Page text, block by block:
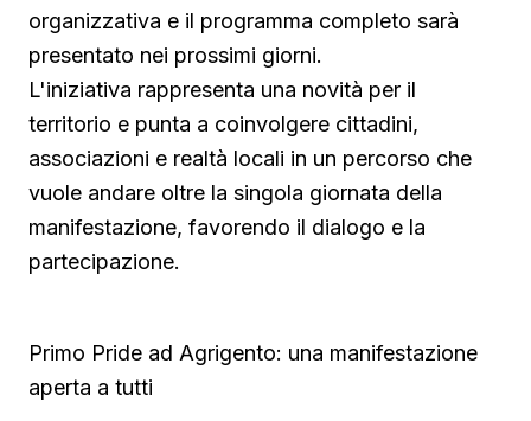
organizzativa e il programma completo sarà
presentato nei prossimi giorni.
L'iniziativa rappresenta una novità per il
territorio e punta a coinvolgere cittadini,
associazioni e realtà locali in un percorso che
vuole andare oltre la singola giornata della
manifestazione, favorendo il dialogo e la
partecipazione.
Primo Pride ad Agrigento: una manifestazione
aperta a tutti